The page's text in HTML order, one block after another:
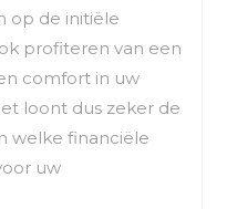
op de initiële
profiteren van een
comfort in uw
loont dus zeker de
welke financiële
uw